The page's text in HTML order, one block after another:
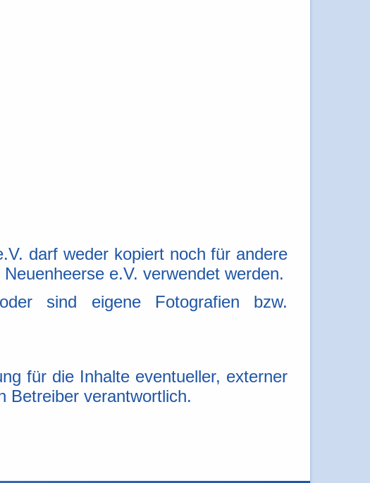
darf weder kopiert noch für andere
e.V. verwendet werden.
sind eigene Fotografien bzw.
für die Inhalte eventueller, externer
Betreiber verantwortlich.